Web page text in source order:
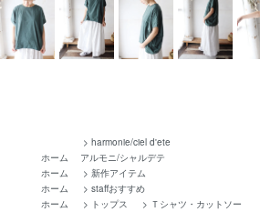
ホーム
> harmonie/ciel d'ete
アルモニ/シャルデテ
ホーム
> 新作アイテム
ホーム
> staffおすすめ
ホーム
> トップス > Ｔシャツ・カットソー